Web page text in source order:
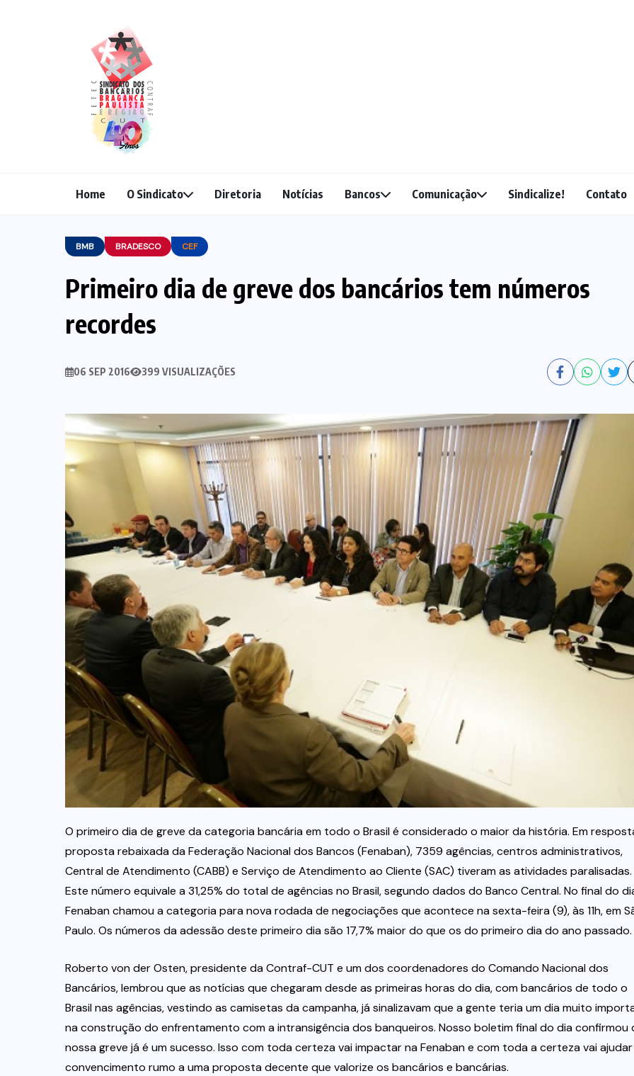
Home O Sindicato Diretoria Notícias Bancos Comunicação Sindicalize! Contato
BMB BRADESCO CEF
Primeiro dia de greve dos bancários tem números
recordes
06 SEP 2016 399 VISUALIZAÇÕES
O primeiro dia de greve da categoria bancária em todo o Brasil é considerado o maior da história. Em
proposta rebaixada da Federação Nacional dos Bancos (Fenaban), 7359 agências, centros administrativos,
Central de Atendimento (CABB) e Serviço de Atendimento ao Cliente (SAC) tiveram as atividades paralisadas.
Este número equivale a 31,25% do total de agências no Brasil, segundo dados do Banco Central. No final do
Fenaban chamou a categoria para nova rodada de negociações que acontece na sexta-feira (9), às 11h, em
Paulo. Os números da adessão deste primeiro dia são 17,7% maior do que os do primeiro dia do ano passado.
Roberto von der Osten, presidente da Contraf-CUT e um dos coordenadores do Comando Nacional dos
Bancários, lembrou que as notícias que chegaram desde as primeiras horas do dia, com bancários de todo o
Brasil nas agências, vestindo as camisetas da campanha, já sinalizavam que a gente teria um dia muito
na construção do enfrentamento com a intransigência dos banqueiros. Nosso boletim final do dia confirmou
nossa greve já é um sucesso. Isso com toda certeza vai impactar na Fenaban e com toda a certeza vai
convencimento rumo a uma proposta decente que valorize os bancários e bancárias.